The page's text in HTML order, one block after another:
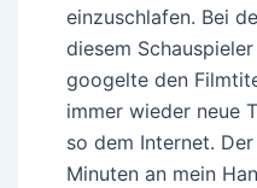
einzuschlafen. Bei
diesem
googelte den
immer wieder neue
so dem Internet.
Minuten an mein